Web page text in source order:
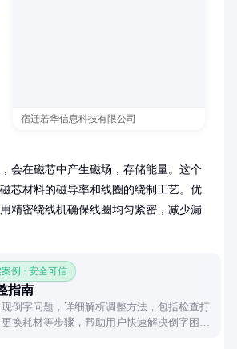
宿迁若华信息科技有限公司
会在磁芯中产生磁场，存储能量。这个
芯材料的磁导率和线圈的绕制工艺。优
精密绕线机确保线圈均匀紧密，减少漏
例 · 安全可信
指南
倒字问题，详细解析调整方法，包括检查打
换耗材等步骤，帮助用户快速解决倒字困